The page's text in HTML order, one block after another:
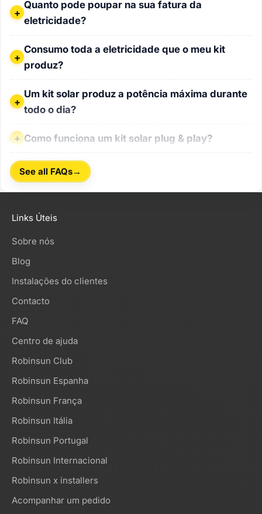
Quanto pode poupar na sua fatura da
eletricidade?
Consumo toda a eletricidade que o meu kit
produz?
Um kit solar produz a potência máxima durante
todo o dia?
Como funciona um kit solar plug & play?
Como funciona um kit solar plug & play?
See all FAQs→
Links Úteis
Sobre nós
Blog
Instalações do clientes
Contacto
FAQ
Centro de ajuda
Robinsun Club
Robinsun Espanha
Robinsun França
Robinsun Itália
Robinsun Portugal
Robinsun Internacional
Robinsun x installers
Acompanhar um pedido